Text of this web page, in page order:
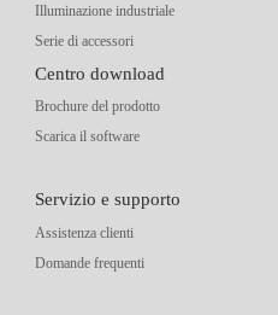
Illuminazione industriale
Serie di accessori
Centro download
Brochure del prodotto
Scarica il software
Servizio e supporto
Assistenza clienti
Domande frequenti